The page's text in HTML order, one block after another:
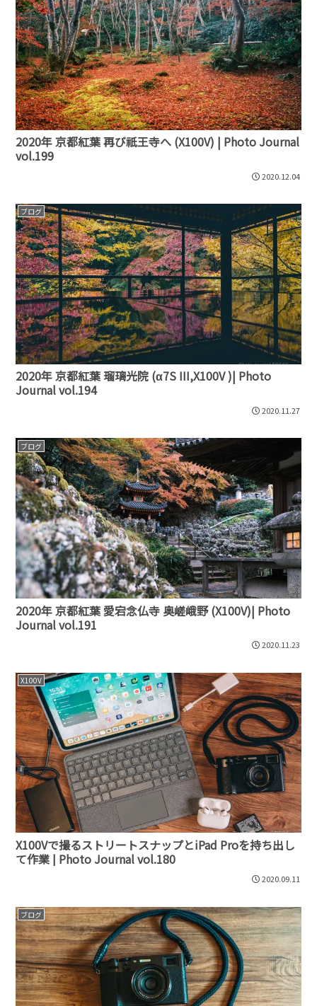
2020年 京都紅葉 再び祇王寺へ (X100V) | Photo Journal
vol.199
2020.12.04
ブログ
2020年 京都紅葉 瑠璃光院 (α7S III,X100V )| Photo
Journal vol.194
2020.11.27
ブログ
2020年 京都紅葉 愛宕念仏寺 奥嵯峨野 (X100V)| Photo
Journal vol.191
2020.11.23
X100V
X100Vで撮るストリートスナップとiPad Proを持ち出し
て作業 | Photo Journal vol.180
2020.09.11
ブログ